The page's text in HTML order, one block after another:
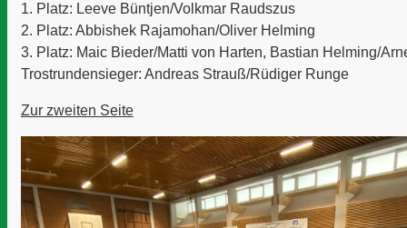
1. Platz: Leeve Büntjen/Volkmar Raudszus
2. Platz: Abbishek Rajamohan/Oliver Helming
3. Platz: Maic Bieder/Matti von Harten, Bastian Helming/
Trostrundensieger: Andreas Strauß/Rüdiger Runge
Zur zweiten Seite